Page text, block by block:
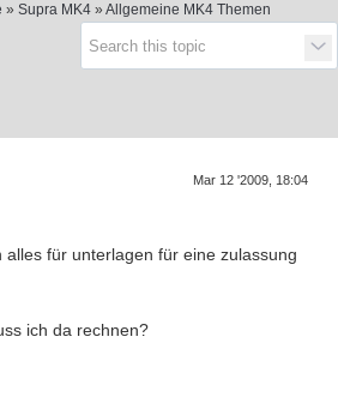
» Supra MK4 » Allgemeine MK4 Themen
Mar 12 '2009, 18:04
für unterlagen für eine zulassung
ich da rechnen?